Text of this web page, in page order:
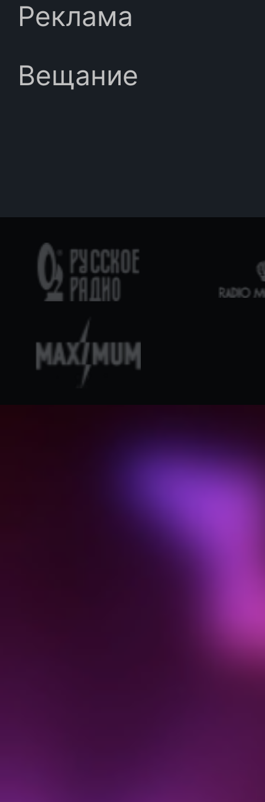
Реклама
Вещание